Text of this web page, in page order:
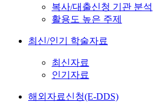
복사/대출신청 기관 분석
활용도 높은 주제
최신/인기 학술자료
최신자료
인기자료
해외자료신청(E-DDS)